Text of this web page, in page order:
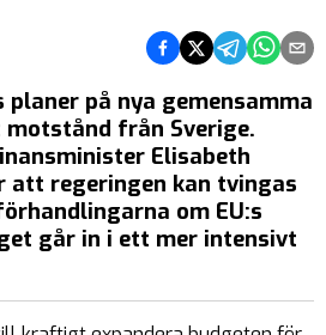
Dela på Facebook
Dela på Twitter
Dela påDela på
Dela
planer på nya gemensamma
från Sverige.
Elisabeth
att regeringen kan tvingas
om EU:s
går in i ett mer intensivt